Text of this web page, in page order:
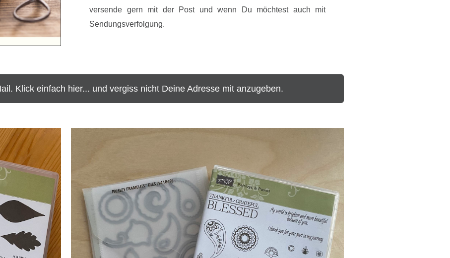
versende gern mit der Post und wenn Du möchtest auch mit
Sendungsverfolgung.
Klick einfach hier... und vergiss nicht Deine Adresse mit anzugeben.